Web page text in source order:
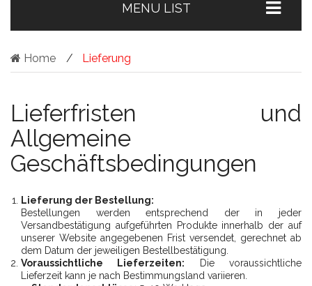
MENU LIST
Home Lieferung
Lieferfristen und
Allgemeine
Geschäftsbedingungen
Lieferung der Bestellung:
Bestellungen werden entsprechend der in jeder
Versandbestätigung aufgeführten Produkte innerhalb der auf
unserer Website angegebenen Frist versendet, gerechnet ab
dem Datum der jeweiligen Bestellbestätigung.
Voraussichtliche Lieferzeiten: Die voraussichtliche
Lieferzeit kann je nach Bestimmungsland variieren.